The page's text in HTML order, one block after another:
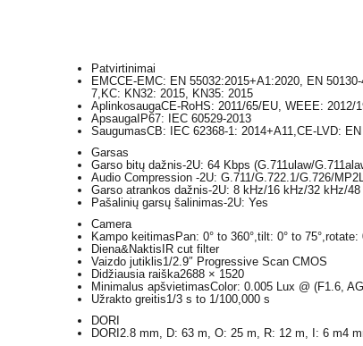
Patvirtinimai
EMCCE-EMC: EN 55032:2015+A1:2020, EN
7,KC: KN32: 2015, KN35: 2015
AplinkosaugaCE-RoHS: 2011/65/EU, WEEE: 2012/
ApsaugaIP67: IEC 60529-2013
SaugumasCB: IEC 62368-1: 2014+A11,CE-LVD:
Garsas
Garso bitų dažnis-2U: 64 Kbps (G.711ulaw/
Audio Compression -2U: G.711/G.722.1/G.726/
Garso atrankos dažnis-2U: 8 kHz/16 kHz/32 kHz/48
Pašalinių garsų šalinimas-2U: Yes
Camera
Kampo keitimasPan: 0° to 360°,tilt: 0° to 75°,rotate:
Diena&NaktisIR cut filter
Vaizdo jutiklis1/2.9″ Progressive Scan CMOS
Didžiausia raiška2688 × 1520
Minimalus apšvietimasColor: 0.005 Lux @ (F1.6,
Užrakto greitis1/3 s to 1/100,000 s
DORI
DORI2.8 mm, D: 63 m, O: 25 m, R: 12 m, I: 6 m4